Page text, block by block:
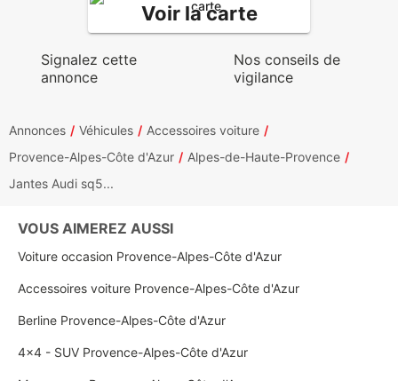
Voir la carte
Signalez cette
annonce
Nos conseils de
vigilance
Annonces Véhicules
Accessoires voiture
Provence-Alpes-Côte d'Azur
Alpes-de-Haute-Provence
Jantes Audi sq5...
VOUS AIMEREZ AUSSI
Voiture occasion Provence-Alpes-Côte d'Azur
Accessoires voiture Provence-Alpes-Côte d'Azur
Berline Provence-Alpes-Côte d'Azur
4x4 - SUV Provence-Alpes-Côte d'Azur